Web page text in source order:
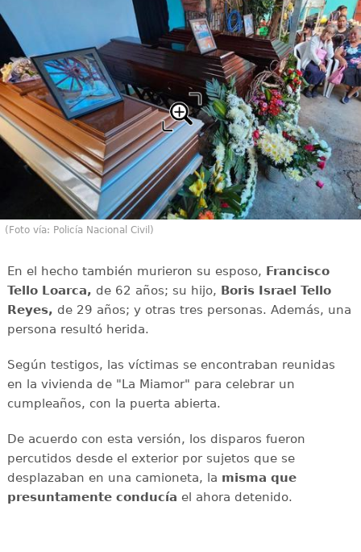
(Foto vía: Policía Nacional Civil)
En el hecho también murieron su esposo, Francisco
Tello Loarca, de 62 años; su hijo, Boris Israel Tello
Reyes, de 29 años; y otras tres personas. Además, una
persona resultó herida.
Según testigos, las víctimas se encontraban reunidas
en la vivienda de "La Miamor" para celebrar un
cumpleaños, con la puerta abierta.
De acuerdo con esta versión, los disparos fueron
percutidos desde el exterior por sujetos que se
desplazaban en una camioneta, la misma que
presuntamente conducía el ahora detenido.